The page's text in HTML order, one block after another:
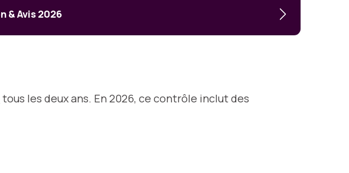
& Avis 2026
tous les deux ans. En 2026, ce contrôle inclut des